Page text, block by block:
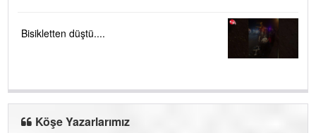
Bisikletten düştü....
Köşe Yazarlarımız